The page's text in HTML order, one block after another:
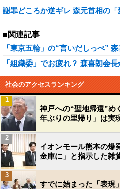
謝罪どころか逆ギレ 森元首相の
■関連記事
「東京五輪」の“言いだしっぺ”
「組織委」でお疲れ？ 森喜朗会
社会のアクセスランキング
神戸への“聖地帰還”
年ぶりの里帰り」は実
1
イオンモール熊本の
金庫に」と指示した雑
2
すでに始まった「表
3